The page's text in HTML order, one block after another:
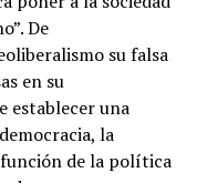
De
su falsa
en su
establecer una
la
de la política